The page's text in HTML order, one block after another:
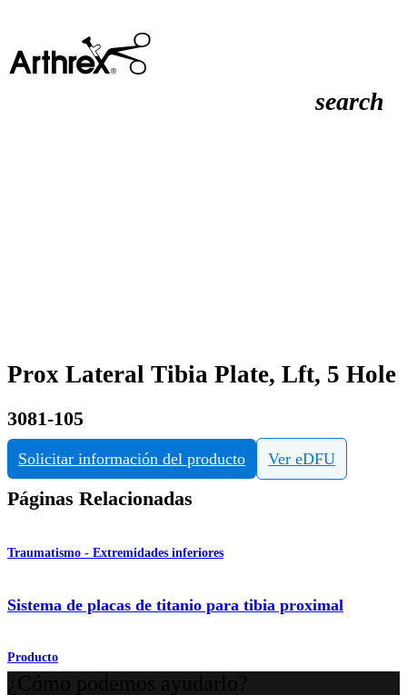
search
Prox Lateral Tibia Plate, Lft, 5 Hole
3081-105
Solicitar información del producto Ver eDFU
Páginas Relacionadas
Traumatismo - Extremidades inferiores
Sistema de placas de titanio para tibia proximal
Producto